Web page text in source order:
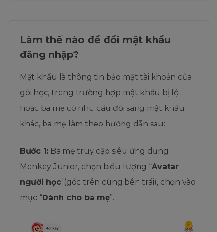
Làm thế nào để đổi mật khẩu
đăng nhập?
Mật khẩu là thông tin bảo mật tài khoản của
gói học, trong trường hợp mật khẩu bị lộ
hoặc ba mẹ có nhu cầu đổi sang mật khẩu
khác, ba mẹ làm theo hướng dẫn sau:
Bước 1: Ba mẹ truy cập siêu ứng dụng
Monkey Junior, chọn biểu tượng “Avatar
người học”(góc trên cùng bên trái), chọn vào
mục “Dành cho ba mẹ”.